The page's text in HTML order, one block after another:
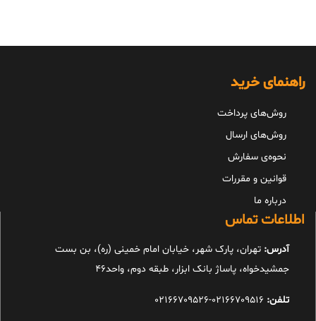
راهنمای خرید
روش‌های پرداخت
روش‌های ارسال
نحوه‌ی سفارش
قوانین و مقررات
درباره ما
اطلاعات تماس
آدرس: تهران، پارک شهر، خیابان امام خمینی (ره)، بن بست
جمشیدخواه، پاساژ بانک ابزار، طبقه دوم، واحد46
تلفن: